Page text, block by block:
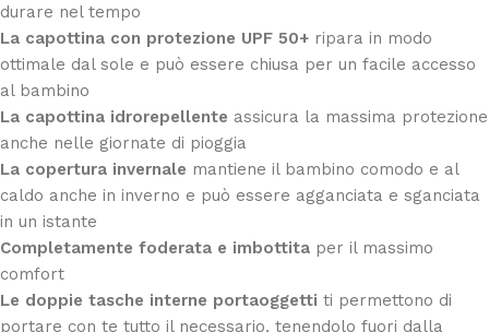
durare nel tempo
La capottina con protezione UPF 50+ ripara in modo
ottimale dal sole e può essere chiusa per un facile accesso
al bambino
La capottina idrorepellente assicura la massima protezione
anche nelle giornate di pioggia
La copertura invernale mantiene il bambino comodo e al
caldo anche in inverno e può essere agganciata e sganciata
in un istante
Completamente foderata e imbottita per il massimo
comfort
Le doppie tasche interne portaoggetti ti permettono di
portare con te tutto il necessario, tenendolo fuori dalla